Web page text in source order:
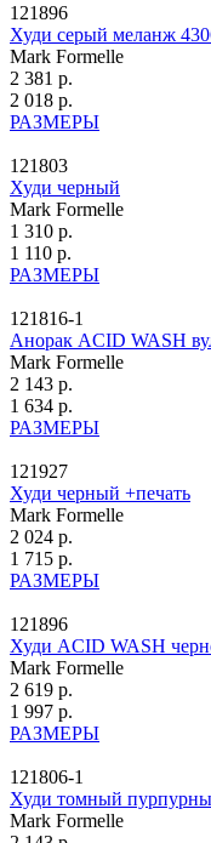
121896
Худи серый меланж
Mark Formelle
2 381 р.
2 018 р.
РАЗМЕРЫ
121803
Худи черный
Mark Formelle
1 310 р.
1 110 р.
РАЗМЕРЫ
121816-1
Анорак ACID WASH
Mark Formelle
2 143 р.
1 634 р.
РАЗМЕРЫ
121927
Худи черный +печать
Mark Formelle
2 024 р.
1 715 р.
РАЗМЕРЫ
121896
Худи ACID WASH
Mark Formelle
2 619 р.
1 997 р.
РАЗМЕРЫ
121806-1
Худи томный
Mark Formelle